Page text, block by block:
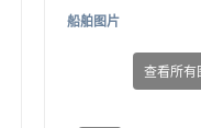
船舶图片
查看所有